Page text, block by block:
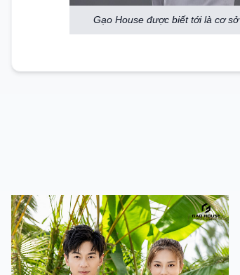
Gạo House được biết tới là cơ